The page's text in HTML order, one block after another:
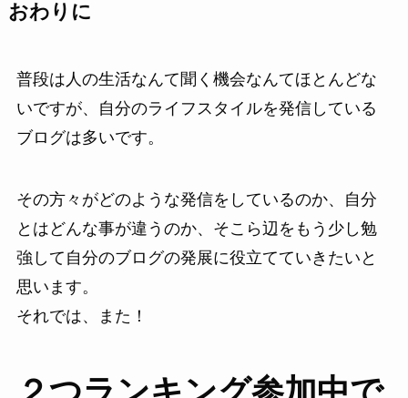
おわりに
普段は人の生活なんて聞く機会なんてほとんどな
いですが、自分のライフスタイルを発信している
ブログは多いです。
その方々がどのような発信をしているのか、自分
とはどんな事が違うのか、そこら辺をもう少し勉
強して自分のブログの発展に役立てていきたいと
思います。
それでは、また！